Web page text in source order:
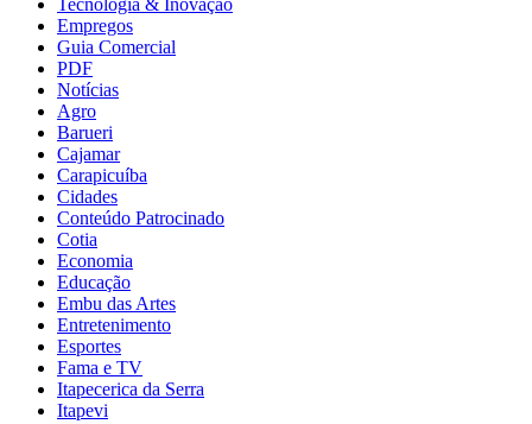
Empregos
Guia Comercial
PDF
Notícias
Agro
Barueri
Cajamar
Carapicuíba
Cidades
Conteúdo Patrocinado
Cotia
Economia
Educação
Embu das Artes
Entretenimento
Esportes
Fama e TV
Itapecerica da Serra
Itapevi